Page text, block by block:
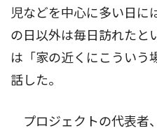
児などを中心に多い日に
の日以外は毎日訪れたと
は「家の近くにこういう
話した。
プロジェクトの代表者